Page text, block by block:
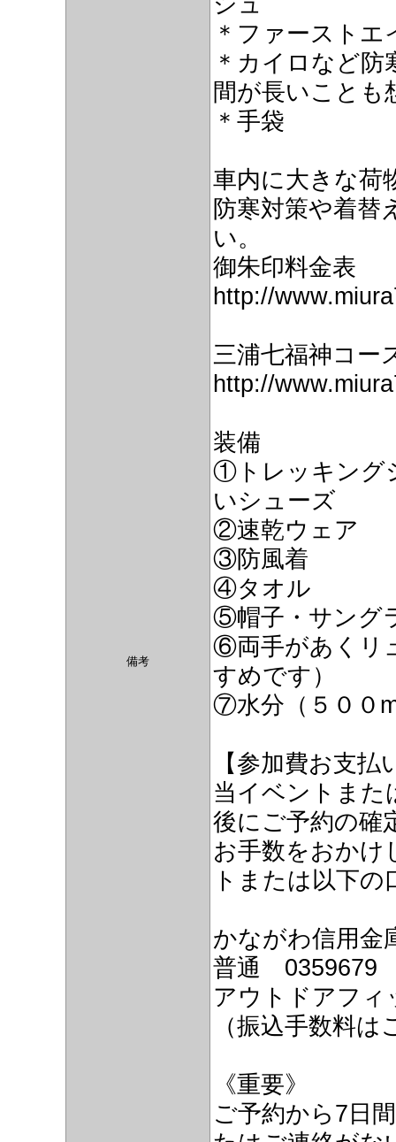
備考
＊ファースト
＊カイロなど
間が長いことも
＊手袋
車内に大きな荷
防寒対策や着替
い。
御朱印料金表
http://
三浦七福神コー
http://
装備
①トレッキング
いシューズ
②速乾ウェア
③防風着
④タオル
⑤帽子・サング
⑥両手があくリ
すめです）
⑦水分（５００
【参加費お支
当イベントまた
後にご予約の確
お手数をおかけ
トまたは以下
かながわ信用
普通 0359679
アウトドアフィ
（振込手数料
《重要》
ご予約から7日